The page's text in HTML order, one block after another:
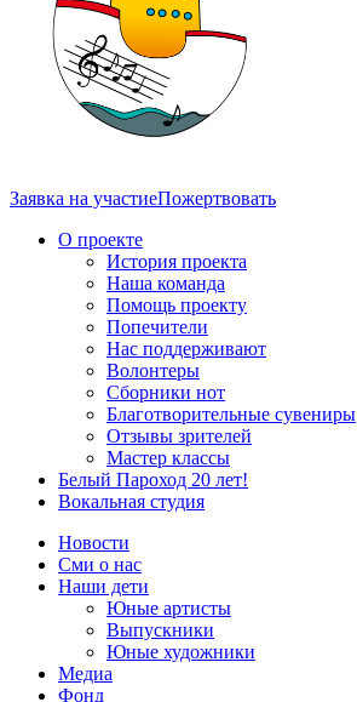
Заявка на участиеПожертвовать
О проекте
История проекта
Наша команда
Помощь проекту
Попечители
Нас поддерживают
Волонтеры
Сборники нот
Благотворительные сувениры
Отзывы зрителей
Мастер классы
Белый Пароход 20 лет!
Вокальная студия
Новости
Сми о нас
Наши дети
Юные артисты
Выпускники
Юные художники
Медиа
Фонд